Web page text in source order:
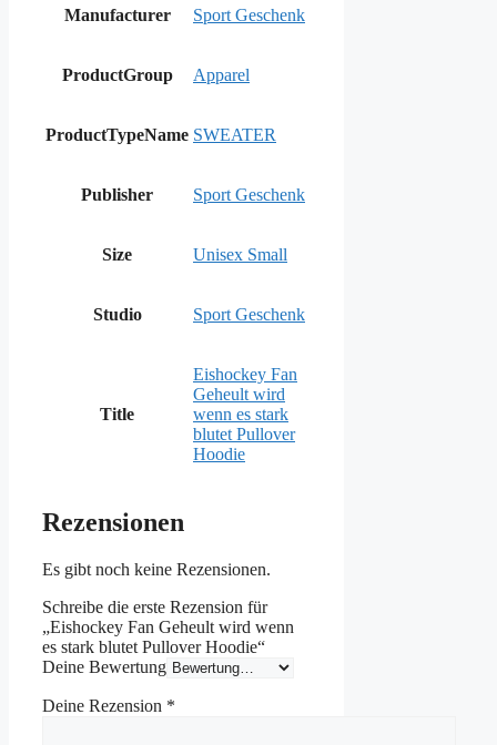
Manufacturer Sport Geschenk
ProductGroup Apparel
ProductTypeName SWEATER
Publisher Sport Geschenk
Size Unisex Small
Studio Sport Geschenk
Title
Eishockey Fan
Geheult wird
wenn es stark
blutet Pullover
Hoodie
Rezensionen
Es gibt noch keine Rezensionen.
Schreibe die erste Rezension für
„Eishockey Fan Geheult wird wenn
es stark blutet Pullover Hoodie“
Deine Bewertung
Deine Rezension *